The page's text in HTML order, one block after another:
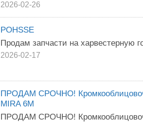
2026-02-26
POHSSE
Продам запчасти на харвестерную
2026-02-17
ПРОДАМ СРОЧНО!
MIRA 6M
ПРОДАМ СРОЧНО!